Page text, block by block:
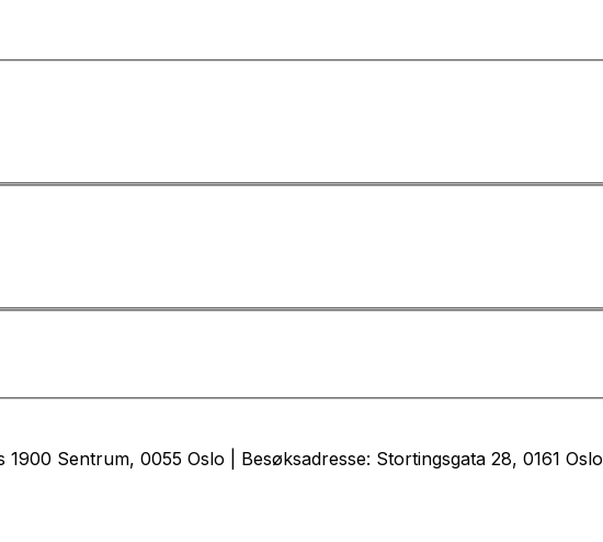
1900 Sentrum, 0055 Oslo | Besøksadresse: Stortingsgata 28, 0161 Oslo